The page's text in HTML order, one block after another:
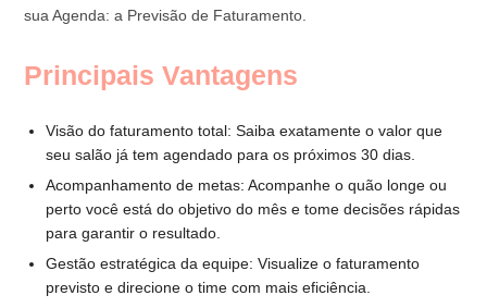
sua Agenda: a Previsão de Faturamento.
Principais Vantagens
Visão do faturamento total: Saiba exatamente o valor que
seu salão já tem agendado para os próximos 30 dias.
Acompanhamento de metas: Acompanhe o quão longe ou
perto você está do objetivo do mês e tome decisões rápidas
para garantir o resultado.
Gestão estratégica da equipe: Visualize o faturamento
previsto e direcione o time com mais eficiência.